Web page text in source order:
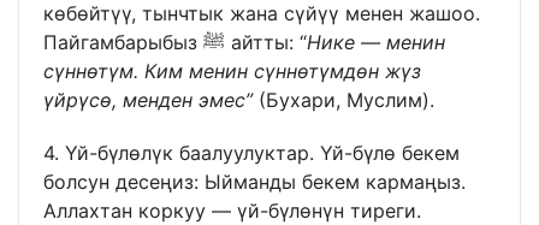
көбөйтүү, тынчтык жана сүйүү менен жашоо.
Пайгамбарыбыз ﷺ айтты: “Нике — менин
сүннөтүм. Ким менин сүннөтүмдөн жүз
үйрүсө, менден эмес”(Бухари, Муслим).
4. Үй-бүлөлүк баалуулуктар. Үй-бүлө бекем
болсун десеңиз: Ыйманды бекем кармаңыз.
Аллахтан коркуу — үй-бүлөнүн тиреги.